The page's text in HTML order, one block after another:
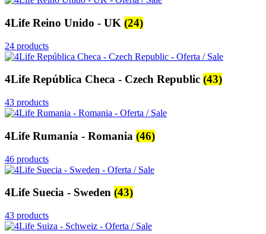
4Life Reino Unido - UK (24)
24 products
4Life República Checa - Czech Republic (43)
43 products
4Life Rumania - Romania (46)
46 products
4Life Suecia - Sweden (43)
43 products